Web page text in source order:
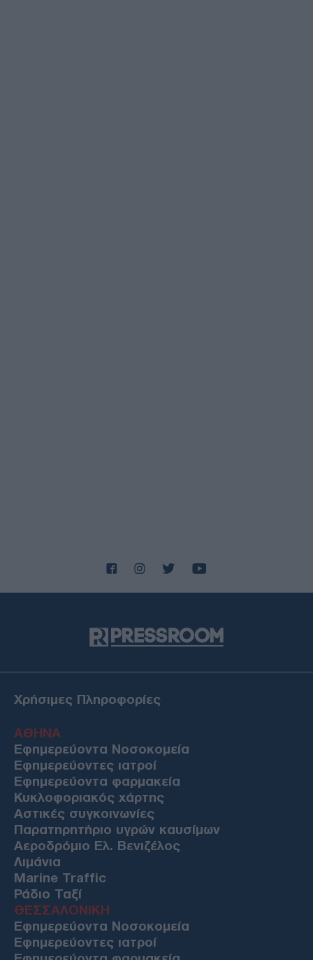
Χρήσιμες Πληροφορίες
ΑΘΗΝΑ
Εφημερεύοντα Νοσοκομεία
Εφημερεύοντες ιατροί
Εφημερεύοντα φαρμακεία
Κυκλοφοριακός χάρτης
Αστικές συγκοινωνίες
Παρατηρητήριο υγρών καυσίμων
Αεροδρόμιο Ελ. Βενιζέλος
Λιμάνια
Marine Traffic
Ράδιο Ταξί
ΘΕΣΣΑΛΟΝΙΚΗ
Εφημερεύοντα Νοσοκομεία
Εφημερεύοντες ιατροί